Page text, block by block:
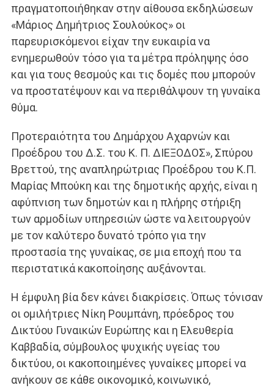
πραγματοποιήθηκαν στην αίθουσα εκδηλώσεων
«Μάριος Δημήτριος Σουλούκος» οι
παρευρισκόμενοι είχαν την ευκαιρία να
ενημερωθούν τόσο για τα μέτρα πρόληψης όσο
και για τους θεσμούς και τις δομές που μπορούν
να προστατέψουν και να περιθάλψουν τη γυναίκα
θύμα.
Προτεραιότητα του Δημάρχου Αχαρνών και
Προέδρου του Δ.Σ. του Κ. Π. ΔΙΕΞΟΔΟΣ», Σπύρου
Βρεττού, της αναπληρώτριας Προέδρου του Κ.Π.
Mαρίας Μπούκη και της δημοτικής αρχής, είναι η
αφύπνιση των δημοτών και η πλήρης στήριξη
των αρμοδίων υπηρεσιών ώστε να λειτουργούν
με τον καλύτερο δυνατό τρόπο για την
προστασία της γυναίκας, σε μια εποχή που τα
περιστατικά κακοποίησης αυξάνονται.
Η έμφυλη βία δεν κάνει διακρίσεις. Όπως τόνισαν
οι ομιλήτριες Νίκη Ρουμπάνη, πρόεδρος του
Δικτύου Γυναικών Ευρώπης και η Ελευθερία
Καββαδία, σύμβουλος ψυχικής υγείας του
δικτύου, οι κακοποιημένες γυναίκες μπορεί να
ανήκουν σε κάθε οικονομικό, κοινωνικό,